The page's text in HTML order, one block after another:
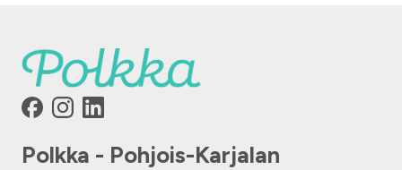
Polkka - Pohjois-Karjalan